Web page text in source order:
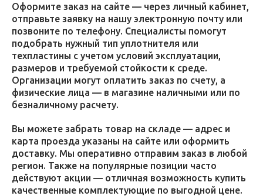
Оформите заказ на сайте — через личный кабинет,
отправьте заявку на нашу электронную почту или
позвоните по телефону. Специалисты помогут
подобрать нужный тип уплотнителя или
техпластины с учетом условий эксплуатации,
размеров и требуемой стойкости к среде.
Организации могут оплатить заказ по счету, а
физические лица — в магазине наличными или по
безналичному расчету.
Вы можете забрать товар на складе — адрес и
карта проезда указаны на сайте или оформить
доставку. Мы оперативно отправим заказ в любой
регион. Также на популярные позиции часто
действуют акции — отличная возможность купить
качественные комплектующие по выгодной цене.